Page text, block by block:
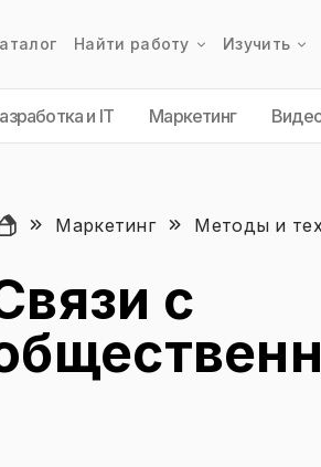
Найти работу Изучить
и IT Маркетинг
Маркетинг Методы и
с